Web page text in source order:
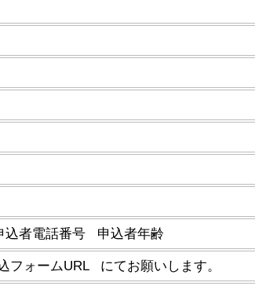
者電話番号 申込者年齢
ォームURL にてお願いします。